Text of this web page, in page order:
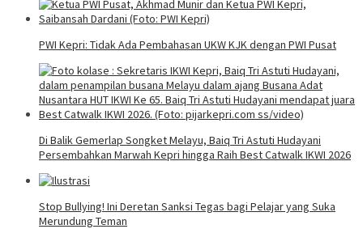
PWI Kepri: Tidak Ada Pembahasan UKW KJK dengan PWI Pusat
Di Balik Gemerlap Songket Melayu, Baiq Tri Astuti Hudayani
Persembahkan Marwah Kepri hingga Raih Best Catwalk IKWI 2026
Stop Bullying! Ini Deretan Sanksi Tegas bagi Pelajar yang Suka
Merundung Teman